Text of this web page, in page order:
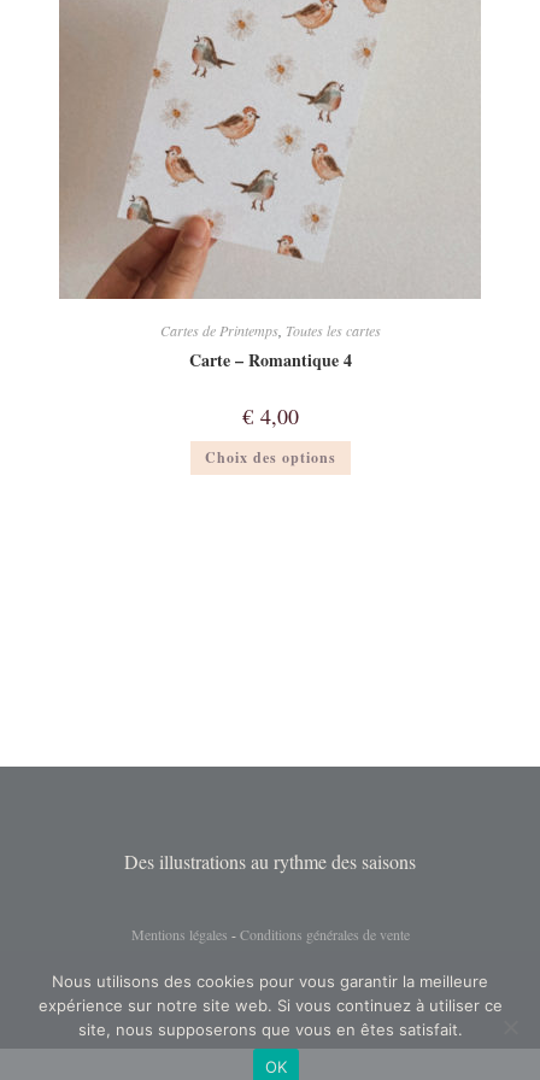
page
du
produit
Cartes de Printemps, Toutes les cartes
Carte – Romantique 4
€4,00
Choix des options Ce
a
Des illustrations au rythme des saisons
Mentions légales -Conditions générales de vente
Nous utilisons des cookies pour vous garantir la meilleure
expérience sur notre site web. Si vous continuez à utiliser ce
site, nous supposerons que vous en êtes satisfait.
OK